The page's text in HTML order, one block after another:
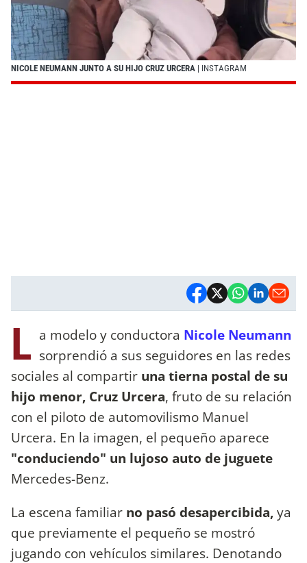
NICOLE NEUMANN JUNTO A SU HIJO CRUZ URCERA | INSTAGRAM
L a modelo y conductora Nicole Neumann
sorprendió a sus seguidores en las redes
sociales al compartir una tierna postal de su
hijo menor, Cruz Urcera, fruto de su relación
con el piloto de automovilismo Manuel
Urcera. En la imagen, el pequeño aparece
"conduciendo" un lujoso auto de juguete
Mercedes-Benz.
La escena familiar no pasó desapercibida,ya
que previamente el pequeño se mostró
jugando con vehículos similares. Denotando